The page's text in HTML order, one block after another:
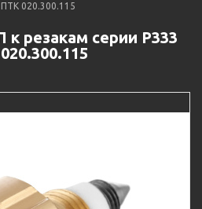
020.300.115
к резакам серии Р333